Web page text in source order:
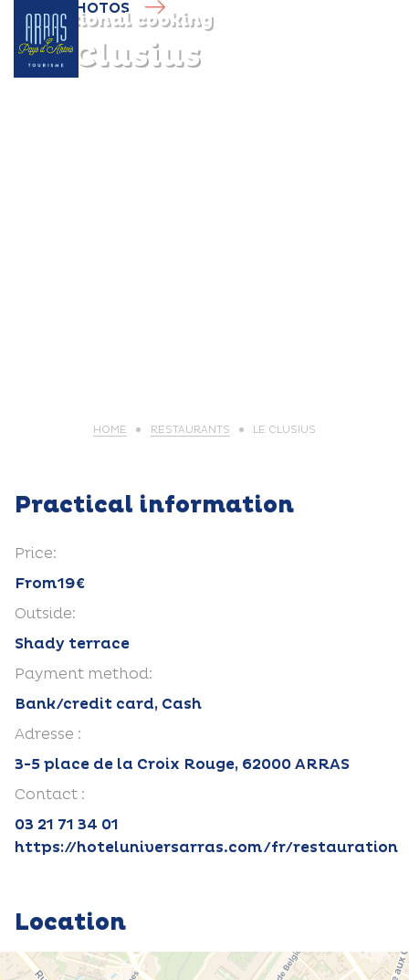
Traditional cooking
Le Clusius
PHOTOS
HOME RESTAURANTS LE CLUSIUS
Practical information
Price:
From19€
Outside:
Shady terrace
Payment method:
Bank/credit card, Cash
Adresse :
3-5 place de la Croix Rouge, 62000 ARRAS
Contact :
03 21 71 34 01
https://hoteluniversarras.com/fr/restauration
Location